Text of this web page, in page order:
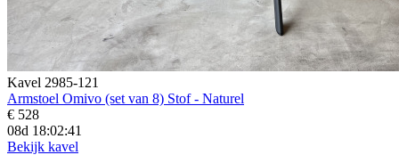
Kavel 2985-121
Armstoel Omivo (set van 8) Stof - Naturel
€ 528
08d 18:02:39
Bekijk kavel